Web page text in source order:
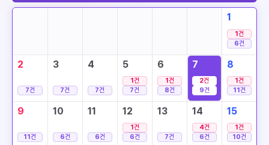
1
1건
6건
2
7건
3
7건
4
7건
5
1건
7건
6
1건
8건
7
2건
9건
8
1건
11건
9
11건
10
6건
11
6건
12
1건
6건
13
7건
14
4건
6건
15
1건
10건